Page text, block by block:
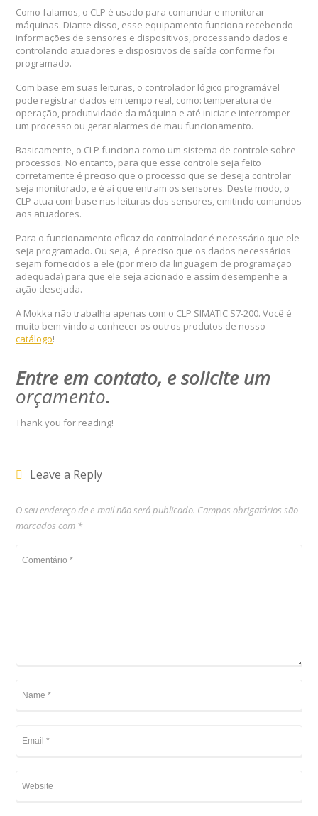
Como falamos, o CLP é usado para comandar e monitorar
máquinas. Diante disso, esse equipamento funciona recebendo
informações de sensores e dispositivos, processando dados e
controlando atuadores e dispositivos de saída conforme foi
programado.
Com base em suas leituras, o controlador lógico programável
pode registrar dados em tempo real, como: temperatura de
operação, produtividade da máquina e até iniciar e interromper
um processo ou gerar alarmes de mau funcionamento.
Basicamente, o CLP funciona como um sistema de controle sobre
processos. No entanto, para que esse controle seja feito
corretamente é preciso que o processo que se deseja controlar
seja monitorado, e é aí que entram os sensores. Deste modo, o
CLP atua com base nas leituras dos sensores, emitindo comandos
aos atuadores.
Para o funcionamento eficaz do controlador é necessário que ele
seja programado. Ou seja, é preciso que os dados necessários
sejam fornecidos a ele (por meio da linguagem de programação
adequada) para que ele seja acionado e assim desempenhe a
ação desejada.
A Mokka não trabalha apenas com o CLP SIMATIC S7-200. Você é
muito bem vindo a conhecer os outros produtos de nosso
catálogo!
Entre em contato, e solicite um
orçamento.
Thank you for reading!
Leave a Reply
O seu endereço de e-mail não será publicado. Campos obrigatórios são
marcados com *